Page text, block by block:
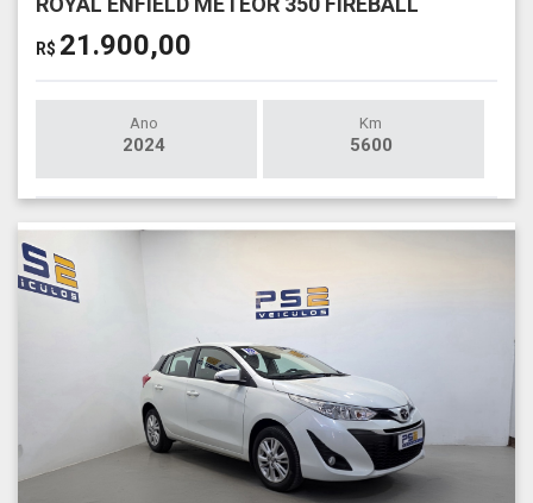
R$ 21.900,00
Ano
2024
Km
5600